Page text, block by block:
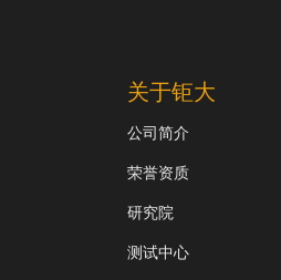
关于钜大
公司简介
荣誉资质
研究院
测试中心